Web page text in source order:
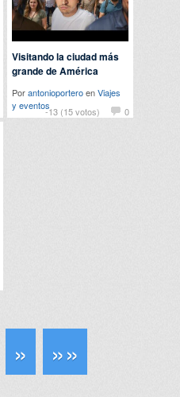
-13 (15 votos) 0
Visitando la ciudad más
grande de América
PorantonioporteroenViajes
y eventos
» »»